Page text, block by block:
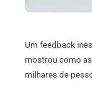
Um feedback
mostrou como
milhares de